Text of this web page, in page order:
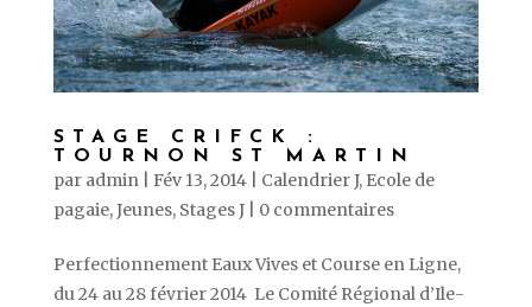
STAGE CRIFCK :
TOURNON ST MARTIN
par admin| Fév 13, 2014| Calendrier J, Ecole de
pagaie,Jeunes, Stages J| 0 commentaires
Perfectionnement Eaux Vives et Course en Ligne,
du 24 au 28 février 2014 Le Comité Régional d’Ile-